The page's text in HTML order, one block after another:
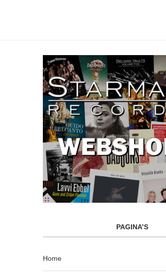
PAGINA’S
Home